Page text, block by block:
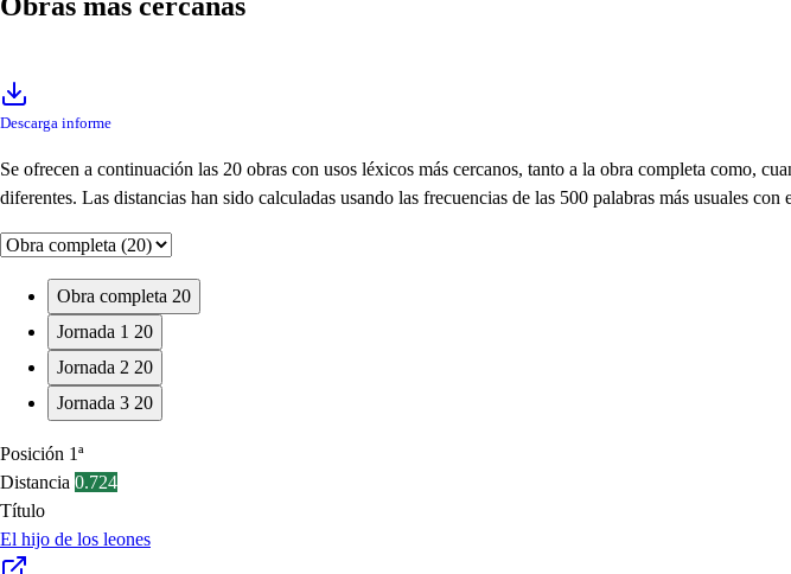
Descarga informe
Se ofrecen a continuación las 20 obras con usos léxicos más cercanos, tanto a la obra completa como,
diferentes. Las distancias han sido calculadas usando las frecuencias de las 500 palabras más usuales
Obra completa 20
Jornada 1 20
Jornada 2 20
Jornada 3 20
Posición 1ª
Distancia 0.724
Título
El hijo de los leones